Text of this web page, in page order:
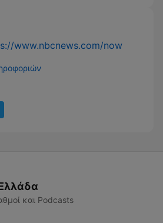
www.nbcnews.com/now
και Podcasts